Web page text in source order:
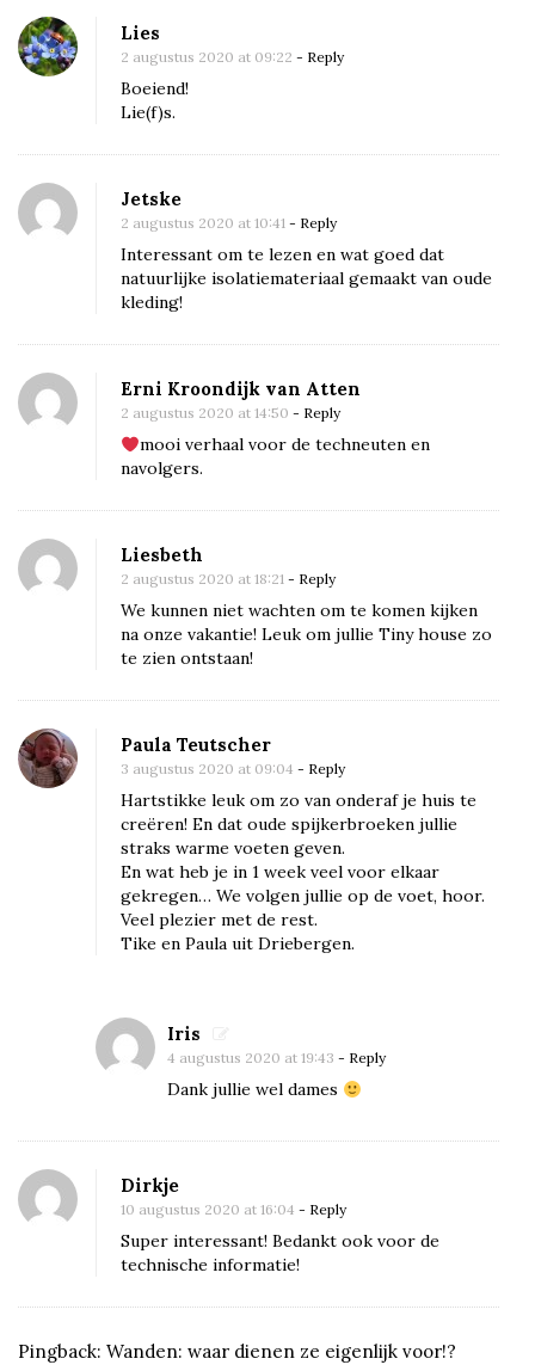
B
u
p
d
a
t
:
o
v
v
l
o
e
n
e
n
s
p
i
j
r
b
o
e
k
e
n
Lies
2 augustus 2020 at 09:22 - Reply
Boeiend!
Lie(f)s.
Jetske
2 augustus 2020 at 10:41 - Reply
Interessant om te lezen en wat goed dat
natuurlijke isolatiemateriaal gemaakt van oude
kleding!
Erni Kroondijk van Atten
2 augustus 2020 at 14:50 - Reply
mooi verhaal voor de techneuten en
navolgers.
Liesbeth
2 augustus 2020 at 18:21 - Reply
We kunnen niet wachten om te komen kijken
na onze vakantie! Leuk om jullie Tiny house zo
te zien ontstaan!
Paula Teutscher
3 augustus 2020 at 09:04 - Reply
Hartstikke leuk om zo van onderaf je huis te
creëren! En dat oude spijkerbroeken jullie
straks warme voeten geven.
En wat heb je in 1 week veel voor elkaar
gekregen… We volgen jullie op de voet, hoor.
Veel plezier met de rest.
Tike en Paula uit Driebergen.
Iris
4 augustus 2020 at 19:43 - Reply
Dank jullie wel dames
Dirkje
10 augustus 2020 at 16:04 - Reply
Super interessant! Bedankt ook voor de
technische informatie!
Pingback: Wanden: waar dienen ze eigenlijk voor!?